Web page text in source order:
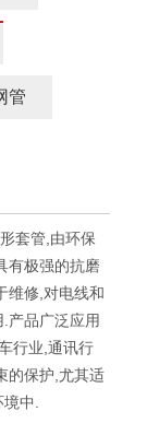
管
套管,由环保
有极强的抗磨
维修,对电线和
产品广泛应用
行业,通讯行
的保护,尤其适
中.